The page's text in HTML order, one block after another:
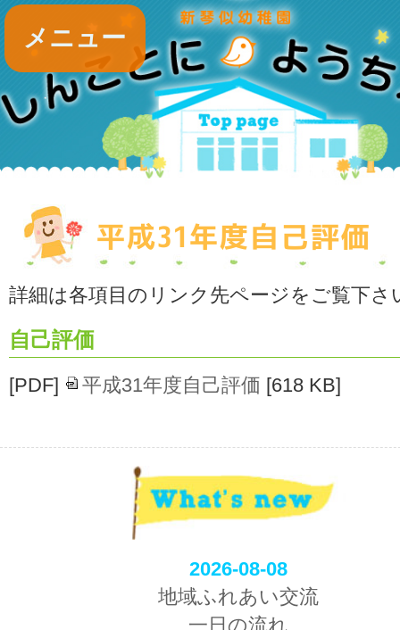
平成31年度自己評価
詳細は各項目のリンク先ページをご覧下さ
自己評価
[PDF] 平成31年度自己評価 [618 KB]
2026-08-08
地域ふれあい交流
一日の流れ
メニュー